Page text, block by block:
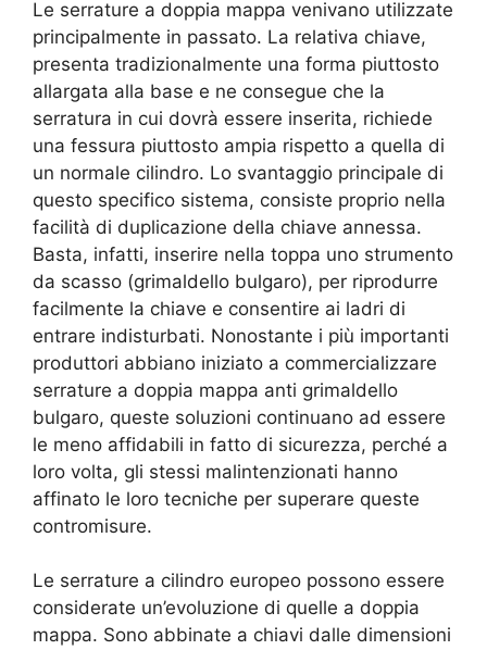
Le serrature a doppia mappa venivano utilizzate
principalmente in passato. La relativa chiave,
presenta tradizionalmente una forma piuttosto
allargata alla base e ne consegue che la
serratura in cui dovrà essere inserita, richiede
una fessura piuttosto ampia rispetto a quella di
un normale cilindro. Lo svantaggio principale di
questo specifico sistema, consiste proprio nella
facilità di duplicazione della chiave annessa.
Basta, infatti, inserire nella toppa uno strumento
da scasso (grimaldello bulgaro), per riprodurre
facilmente la chiave e consentire ai ladri di
entrare indisturbati. Nonostante i più importanti
produttori abbiano iniziato a commercializzare
serrature a doppia mappa anti grimaldello
bulgaro, queste soluzioni continuano ad essere
le meno affidabili in fatto di sicurezza, perché a
loro volta, gli stessi malintenzionati hanno
affinato le loro tecniche per superare queste
contromisure.
Le serrature a cilindro europeo possono essere
considerate un’evoluzione di quelle a doppia
mappa. Sono abbinate a chiavi dalle dimensioni